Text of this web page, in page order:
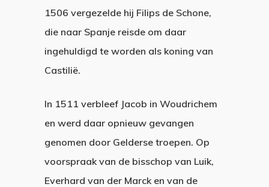
1506 vergezelde hij Filips de Schone,
die naar Spanje reisde om daar
ingehuldigd te worden als koning van
Castilië.
In 1511 verbleef Jacob in Woudrichem
en werd daar opnieuw gevangen
genomen door Gelder­se troepen. Op
voorspraak van de bisschop van Luik,
Everhard van der Marck en van de